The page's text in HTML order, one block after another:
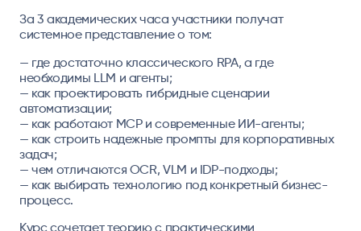
За 3 академических часа участники получат
системное представление о том:
— где достаточно классического RPA, а где
необходимы LLM и агенты;
— как проектировать гибридные сценарии
автоматизации;
— как работают MCP и современные ИИ-агенты;
— как строить надежные промпты для корпоративных
задач;
— чем отличаются OCR, VLM и IDP-подходы;
— как выбирать технологию под конкретный бизнес-
процесс.
Курс сочетает теорию с практическими